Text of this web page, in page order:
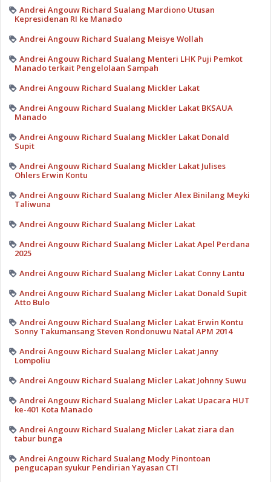
Andrei Angouw Richard Sualang Mardiono Utusan
Kepresidenan RI ke Manado
Andrei Angouw Richard Sualang Meisye Wollah
Andrei Angouw Richard Sualang Menteri LHK Puji Pemkot
Manado terkait Pengelolaan Sampah
Andrei Angouw Richard Sualang Mickler Lakat
Andrei Angouw Richard Sualang Mickler Lakat BKSAUA
Manado
Andrei Angouw Richard Sualang Mickler Lakat Donald
Supit
Andrei Angouw Richard Sualang Mickler Lakat Julises
Ohlers Erwin Kontu
Andrei Angouw Richard Sualang Micler Alex Binilang Meyki
Taliwuna
Andrei Angouw Richard Sualang Micler Lakat
Andrei Angouw Richard Sualang Micler Lakat Apel Perdana
2025
Andrei Angouw Richard Sualang Micler Lakat Conny Lantu
Andrei Angouw Richard Sualang Micler Lakat Donald Supit
Atto Bulo
Andrei Angouw Richard Sualang Micler Lakat Erwin Kontu
Sonny Takumansang Steven Rondonuwu Natal APM 2014
Andrei Angouw Richard Sualang Micler Lakat Janny
Lompoliu
Andrei Angouw Richard Sualang Micler Lakat Johnny Suwu
Andrei Angouw Richard Sualang Micler Lakat Upacara HUT
ke-401 Kota Manado
Andrei Angouw Richard Sualang Micler Lakat ziara dan
tabur bunga
Andrei Angouw Richard Sualang Mody Pinontoan
pengucapan syukur Pendirian Yayasan CTI